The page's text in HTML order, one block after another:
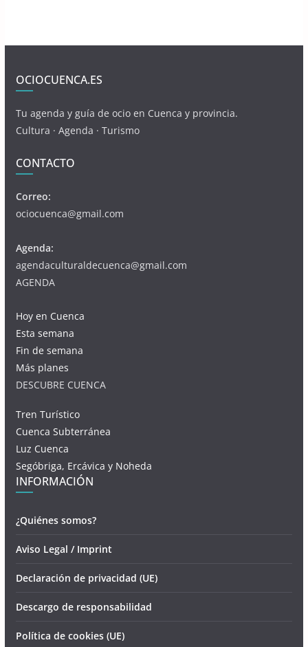
OCIOCUENCA.ES
Tu agenda y guía de ocio en Cuenca y provincia.
Cultura · Agenda · Turismo
CONTACTO
Correo:
ociocuenca@gmail.com
Agenda:
agendaculturaldecuenca@gmail.com
AGENDA
Hoy en Cuenca
Esta semana
Fin de semana
Más planes
DESCUBRE CUENCA
Tren Turístico
Cuenca Subterránea
Luz Cuenca
Segóbriga, Ercávica y Noheda
INFORMACIÓN
¿Quiénes somos?
Aviso Legal / Imprint
Declaración de privacidad (UE)
Descargo de responsabilidad
Política de cookies (UE)